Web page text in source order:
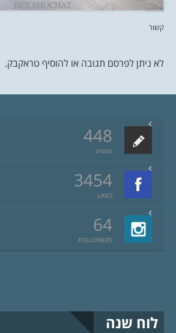
קשור
לא ניתן לפרסם תגובה או להוסיף טראקבק.
448
פוסטים
3454
LIKES
64
FOLLOWERS
לוח שנה